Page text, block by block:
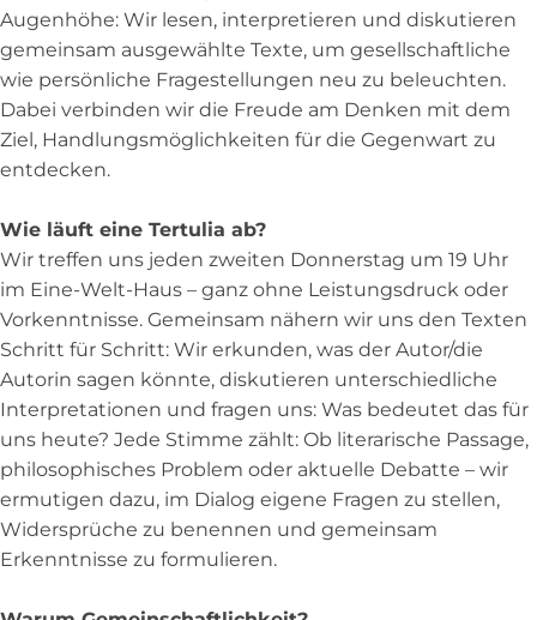
Augenhöhe: Wir lesen, interpretieren und diskutieren
gemeinsam ausgewählte Texte, um gesellschaftliche
wie persönliche Fragestellungen neu zu beleuchten.
Dabei verbinden wir die Freude am Denken mit dem
Ziel, Handlungsmöglichkeiten für die Gegenwart zu
entdecken.
Wie läuft eine Tertulia ab?
Wir treffen uns jeden zweiten Donnerstag um 19 Uhr
im Eine-Welt-Haus – ganz ohne Leistungsdruck oder
Vorkenntnisse. Gemeinsam nähern wir uns den Texten
Schritt für Schritt: Wir erkunden, was der Autor/die
Autorin sagen könnte, diskutieren unterschiedliche
Interpretationen und fragen uns: Was bedeutet das für
uns heute? Jede Stimme zählt: Ob literarische Passage,
philosophisches Problem oder aktuelle Debatte – wir
ermutigen dazu, im Dialog eigene Fragen zu stellen,
Widersprüche zu benennen und gemeinsam
Erkenntnisse zu formulieren.